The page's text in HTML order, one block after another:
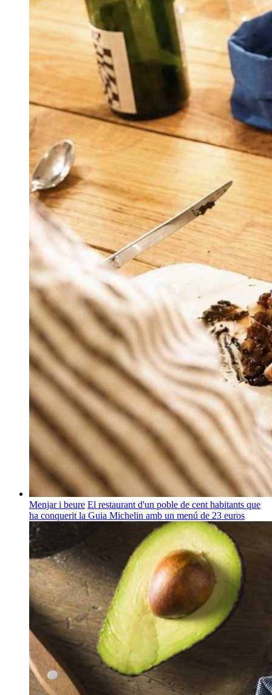
Menjar i beure El restaurant d'un poble de cent habitants que
ha conquerit la Guia Michelin amb un menú de 23 euros